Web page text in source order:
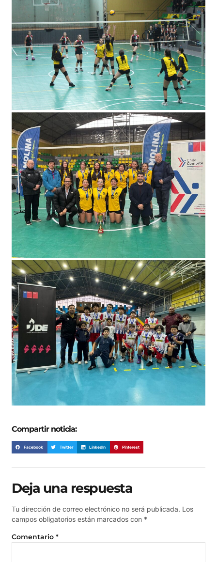
Compartir noticia:
Facebook Twitter LinkedIn Pinterest
Deja una respuesta
Tu dirección de correo electrónico no será publicada. Los
campos obligatorios están marcados con *
Comentario *